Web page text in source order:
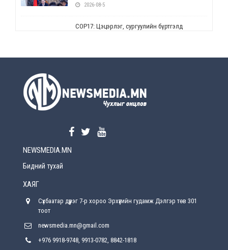
2026-08-5
СОР17: Цэцэрлэг, сургуулийн бүртгэлд
2026-08-5
2026-08-5
хүрсэн өгөөжөөрөө ажлаа үнэлж, хэрэгжилтээ
Улсын онцгой комисс өвөлжилтийн бэлтгэл,
NEWSMEDIA.MN
Бидний тухай
ХАЯГ
Сүхбаатар дүүрэг 7-р хороо Эрхүүгийн гудамж Дэлгэр төв 301
тоот
newsmedia.mn@gmail.com
+976 9918-9748, 9913-0782, 8842-1818